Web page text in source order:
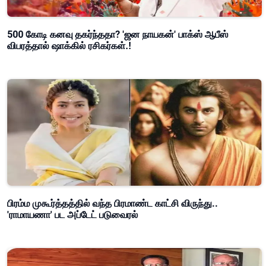
500 கோடி கனவு தகர்ந்ததா? 'ஜன நாயகன்' பாக்ஸ் ஆபீஸ்
விபரத்தால் ஷாக்கில் ரசிகர்கள்.!
பிரம்ம முகூர்த்தத்தில் வந்த பிரமாண்ட காட்சி விருந்து..
'ராமாயணா' பட அப்டேட் படுவைரல்